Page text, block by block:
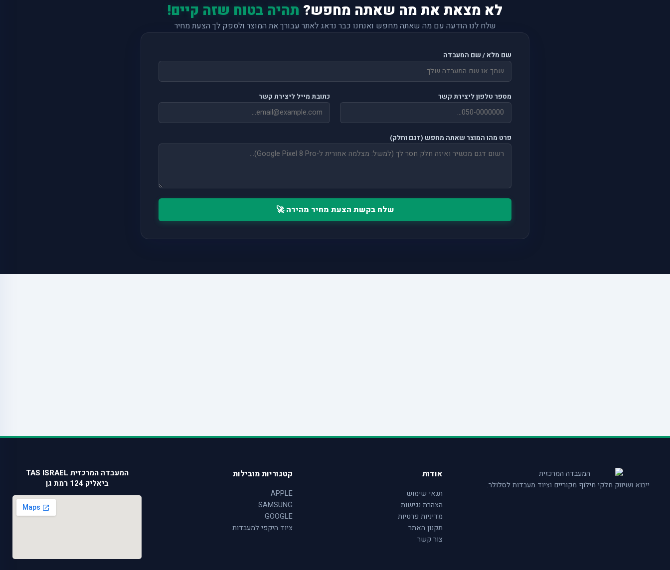
לא מצאת את מה שאתה מחפש? תהיה בטוח שזה קיים!
שלח לנו הודעה עם מה שאתה מחפש ואנחנו כבר נדאג לאתר עבורך את המוצר ולספק לך הצעת מחיר
שם מלא / שם המעבדה
מספר טלפון ליצירת קשר כתובת מייל ליצירת קשר
פרט מהו המוצר שאתה מחפש (דגם וחלק)
שלח בקשת הצעת מחיר מהירה 🚀
ייבוא ושיווק חלקי חילוף מקוריים וציוד מעבדות לסלולר.
אודות
תנאי שימוש
הצהרת נגישות
מדיניות פרטיות
תקנון האתר
צור קשר
קטגוריות מובילות
APPLE
SAMSUNG
GOOGLE
ציוד היקפי למעבדות
המעבדה המרכזית TAS ISRAEL
ביאליק 124 רמת גן